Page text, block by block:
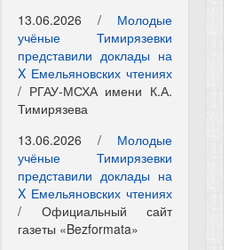
13.06.2026 / Молодые
учёные Тимирязевки
представили доклады на
X Емельяновских чтениях
/ РГАУ-МСХА имени К.А.
Тимирязева
13.06.2026 / Молодые
учёные Тимирязевки
представили доклады на
X Емельяновских чтениях
/ Официальный сайт
газеты «Bezformata»